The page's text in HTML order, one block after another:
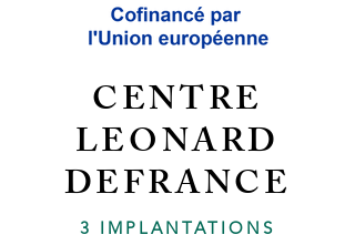
CENTRE
LEONARD
DEFRANCE
3 IMPLANTATIONS